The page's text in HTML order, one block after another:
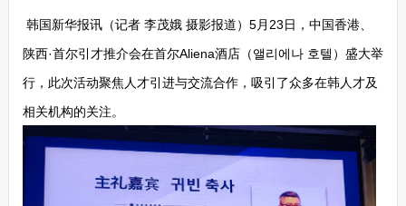
韩国新华报讯（记者 李茂娥 摄影报道）5月23日，中国香港、
陕西·首尔引才推介会在首尔Aliena酒店（앨리에나 호텔）盛大举
行，此次活动聚焦人才引进与交流合作，吸引了众多在韩人才及
相关机构的关注。